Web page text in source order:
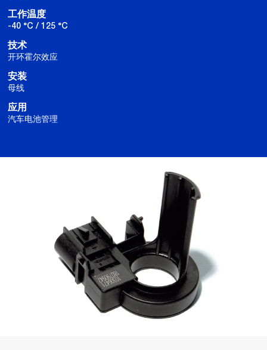
工作温度
-40 °C / 125 °C
技术
开环霍尔效应
安装
母线
应用
汽车电池管理